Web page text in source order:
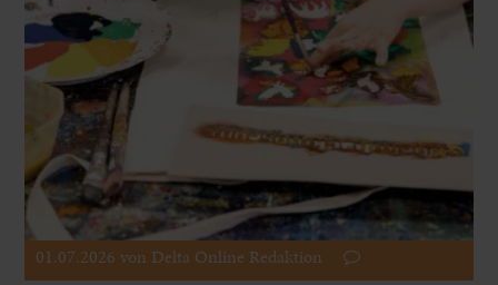
01.07.2026 von Delta Online Redaktion